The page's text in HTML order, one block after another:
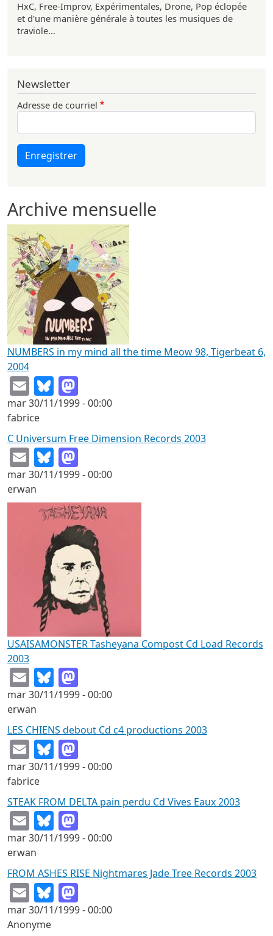
Archive mensuelle
NUMBERS in my mind all the time Meow 98, Tigerbeat 6,
2004
EmailBluesky
mar 30/11/1999 - 00:00
fabrice
C Universum Free Dimension Records 2003
EmailBluesky
mar 30/11/1999 - 00:00
erwan
USAISAMONSTER Tasheyana Compost Cd Load Records
2003
EmailBluesky
mar 30/11/1999 - 00:00
erwan
LES CHIENS debout Cd c4 productions 2003
EmailBluesky
mar 30/11/1999 - 00:00
fabrice
STEAK FROM DELTA pain perdu Cd Vives Eaux 2003
EmailBluesky
mar 30/11/1999 - 00:00
erwan
FROM ASHES RISE Nightmares Jade Tree Records 2003
EmailBluesky
mar 30/11/1999 - 00:00
Anonyme
HxC, Free-Improv, Expérimentales, Drone, Pop éclopée
et d'une manière générale à toutes les musiques de
traviole...
Newsletter
Adresse de courriel
Enregistrer